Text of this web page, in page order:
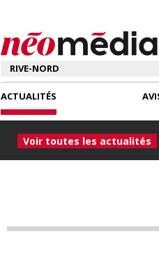
ACTUALITÉS
Voir toutes les actualités